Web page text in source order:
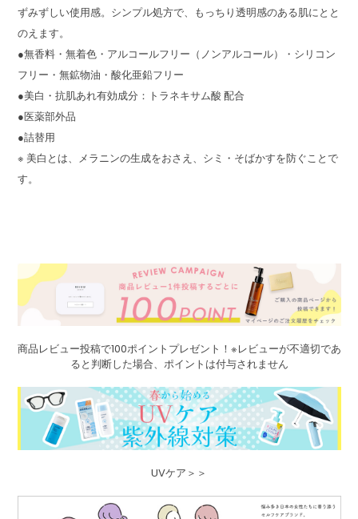
ずみずしい使用感。シンプル処方で、もっちり透明感のある肌にとと
のえます。
●無香料・無着色・アルコールフリー（ノンアルコール）・シリコン
フリー・無鉱物油・酸化亜鉛フリー
●美白・抗肌あれ有効成分：トラネキサム酸 配合
●医薬部外品
●詰替用
※ 美白とは、メラニンの生成をおさえ、シミ・そばかすを防ぐことで
す。
商品レビュー投稿で100ポイントプレゼント！※レビューが不適切であ
ると判断した場合、ポイントは付与されません
UVケア＞＞